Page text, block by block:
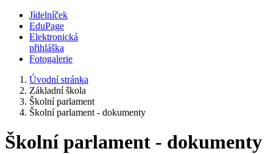
Jídelníček
EduPage
Elektronická
přihláška
Fotogalerie
Úvodní stránka
Základní škola
Školní parlament
Školní parlament - dokumenty
Školní parlament - dokumenty